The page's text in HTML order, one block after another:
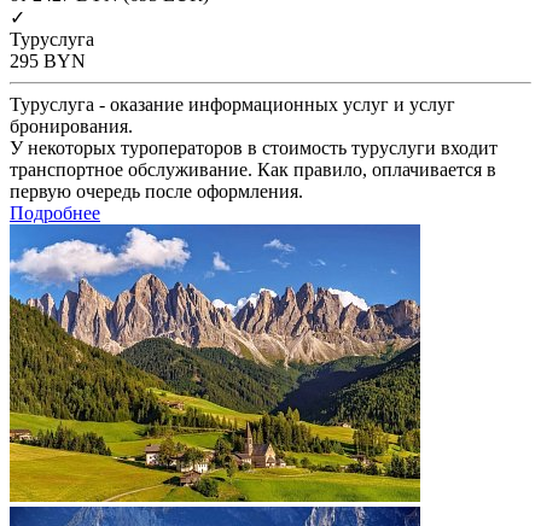
✓
Туруслуга
295 BYN
Туруслуга - оказание информационных услуг и услуг
бронирования.
У некоторых туроператоров в стоимость туруслуги входит
транспортное обслуживание. Как правило, оплачивается в
первую очередь после оформления.
Подробнее